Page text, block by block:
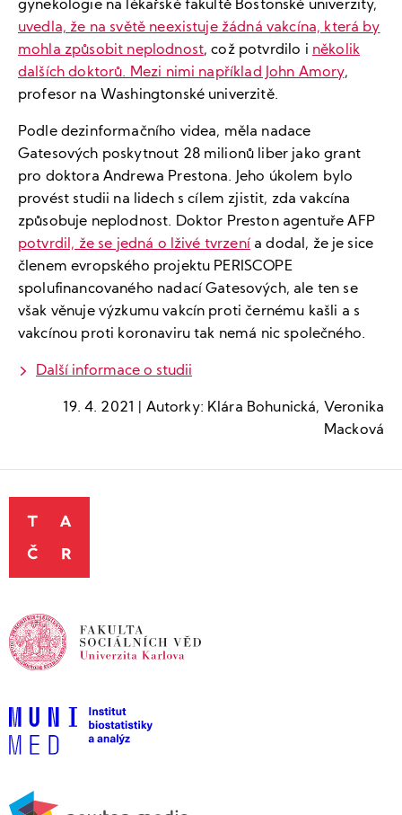
gynekologie na lékařské fakultě Bostonské univerzity,
uvedla, že na světě neexistuje žádná vakcína, která by
mohla způsobit neplodnost, což potvrdilo i několik
dalších doktorů. Mezi nimi například John Amory,
profesor na Washingtonské univerzitě.
Podle dezinformačního videa, měla nadace
Gatesových poskytnout 28 milionů liber jako grant
pro doktora Andrewa Prestona. Jeho úkolem bylo
provést studii na lidech s cílem zjistit, zda vakcína
způsobuje neplodnost. Doktor Preston agentuře AFP
potvrdil, že se jedná o lživé tvrzení a dodal, že je sice
členem evropského projektu PERISCOPE
spolufinancovaného nadací Gatesových, ale ten se
však věnuje výzkumu vakcín proti černému kašli a s
vakcínou proti koronaviru tak nemá nic společného.
Další informace o studii
19. 4. 2021 | Autorky: Klára Bohunická, Veronika
Macková